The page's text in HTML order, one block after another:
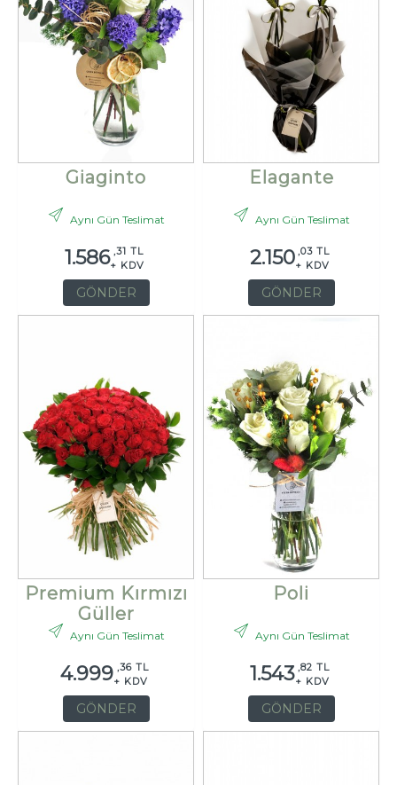
Giaginto
Aynı Gün Teslimat
1.586 ,31 TL
+ KDV
GÖNDER
Elagante
Aynı Gün Teslimat
2.150 ,03 TL
+ KDV
GÖNDER
Premium Kırmızı
Güller
Aynı Gün Teslimat
4.999 ,36 TL
+ KDV
GÖNDER
Poli
Aynı Gün Teslimat
1.543 ,82 TL
+ KDV
GÖNDER